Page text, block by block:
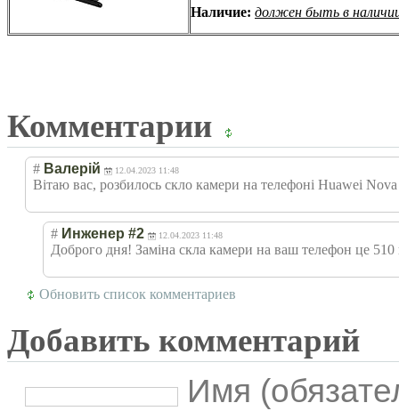
Наличие: должен быть в
Комментарии
# Валерій 12.04.2023 11:48
Вітаю вас, розбилось скло камери на телефоні Huawei
# Инженер #2 12.04.2023 11:48
Доброго дня! Заміна скла камери на ваш телефон це 510
Обновить список комментариев
Добавить комментарий
Имя